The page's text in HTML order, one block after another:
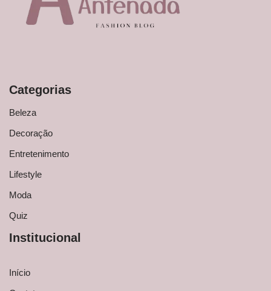
Categorias
Beleza
Decoração
Entretenimento
Lifestyle
Moda
Quiz
Institucional
Início